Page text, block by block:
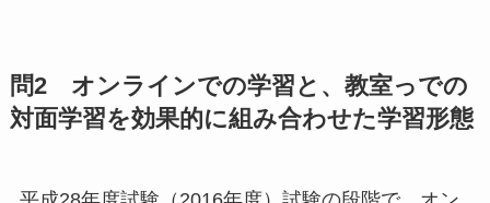
問2 オンラインでの学習と、教室っでの
対面学習を効果的に組み合わせた学習形態